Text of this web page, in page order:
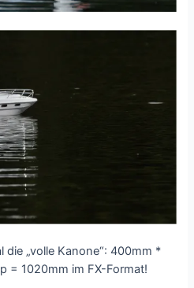
„volle Kanone“: 400mm *
= 1020mm im FX-Format!